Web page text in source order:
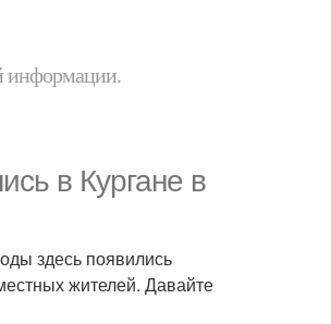
информации.
в Кургане в
здесь появились
жителей. Давайте